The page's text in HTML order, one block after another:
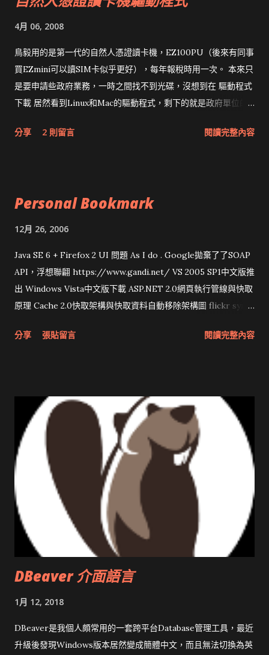
4月 06, 2008
鳥毅用的是第一代的自然人憑證讀卡機，EZ100PU（後來有同事
買EZmini可以讀SIM卡似乎更好），每年報稅時用一次。 本來只
是要申請些政府業務，一時之間找不到光碟，沒想到在 驅動程式
下載 居然看到Linux和Mac的驅動程式，剩下的就是政府單位的
分享 2 則留言 閱讀完整內容
Personal Bookmark
12月 26, 2006
Java SE 6 + Firefox 2 UI 問題 As I do . Google拋棄了了SOAP
API，浮想聯翩 https://www.gandi.net/ VS 2005 SP1中文版推
出 Windows Vista中文版下載 ASP.NET 2.0網頁執行管線與快取
原理 Cache 2.0快取架構與快取資料自動移除架構圖 flickr sync
圖治推動改革 Wait and see 國內某SOC疑遭駭客入侵 大砲開講
分享 張貼留言 閱讀完整內容
DBeaver 介面語言
1月 12, 2018
DBeaver是我個人頗常用的一套跨平台Database管理工具，最近
升級後發現Windows版本居然變成簡體中文，而且無法切換為英